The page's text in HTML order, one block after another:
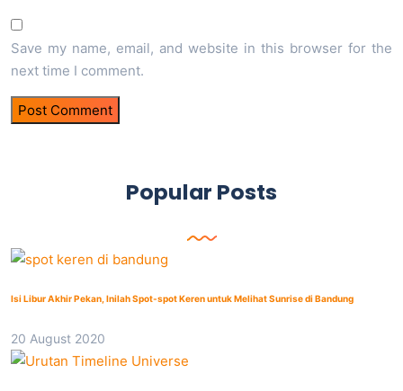
Save my name, email, and website in this browser for the
next time I comment.
Popular Posts
Isi Libur Akhir Pekan, Inilah Spot-spot Keren untuk Melihat Sunrise di Bandung
20 August 2020